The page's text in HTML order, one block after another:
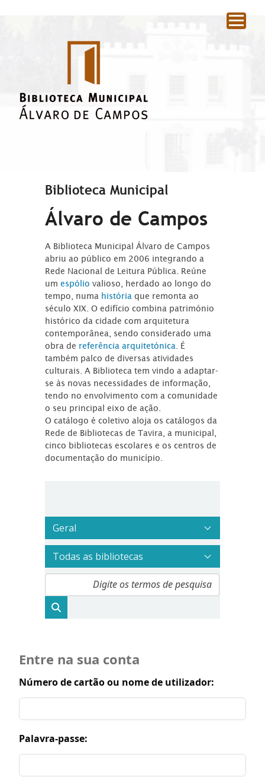
Biblioteca Municipal
Álvaro de Campos
A Biblioteca Municipal Álvaro de Campos
abriu ao público em 2006 integrando a
Rede Nacional de Leitura Pública. Reúne
umespóliovalioso, herdado ao longo do
tempo, numa história que remonta ao
século XIX. O edifício combina património
histórico da cidade com arquitetura
contemporânea, sendo considerado uma
obra de referência arquitetónica . É
também palco de diversas atividades
culturais. A Biblioteca tem vindo a adaptar-
se às novas necessidades de informação,
tendo no envolvimento com a comunidade
o seu principal eixo de ação.
O catálogo é coletivo aloja os catálogos da
Rede de Bibliotecas de Tavira, a municipal,
cinco bibliotecas escolares e os centros de
documentação do município.
Entre na sua conta
Número de cartão ou nome de utilizador:
Palavra-passe: